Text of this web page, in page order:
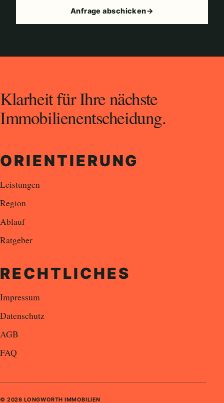
Anfrage abschicken→
Klarheit für Ihre nächste
Immobilienentscheidung.
ORIENTIERUNG
Leistungen
Region
Ablauf
Ratgeber
RECHTLICHES
Impressum
Datenschutz
AGB
FAQ
©2026 LONGWORTH IMMOBILIEN